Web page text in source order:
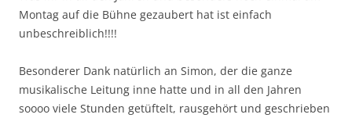
Montag auf die Bühne gezaubert hat ist einfach
unbeschreiblich!!!!
Besonderer Dank natürlich an Simon, der die ganze
musikalische Leitung inne hatte und in all den Jahren
soooo viele Stunden getüftelt, rausgehört und geschrieben